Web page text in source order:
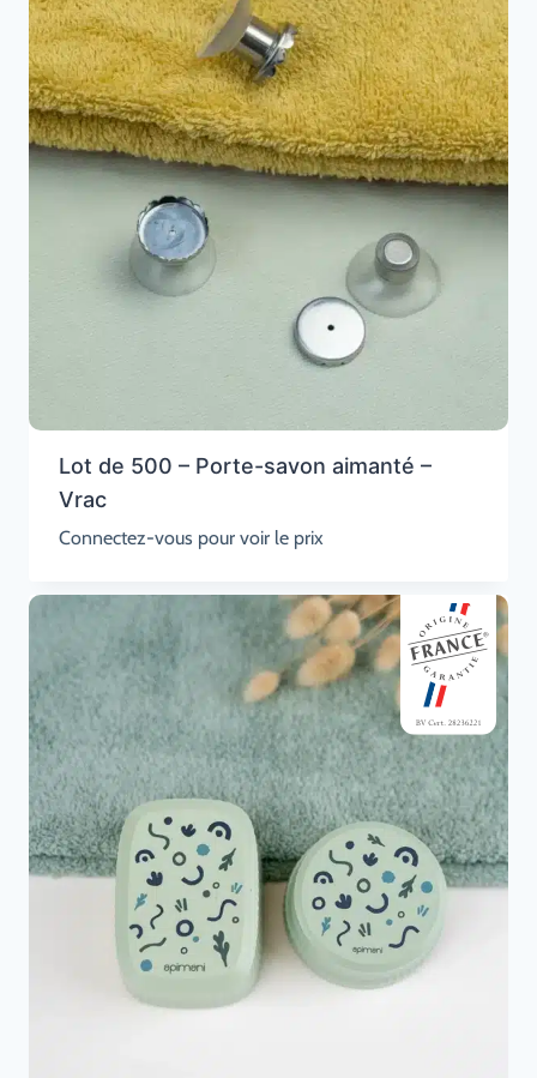
Lot de 500 – Porte-savon aimanté –
Vrac
Connectez-vous pour voir le prix